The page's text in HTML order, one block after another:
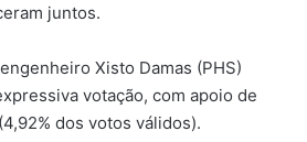
juntos.
Xisto Damas (PHS)
votação, com apoio de
dos votos válidos).